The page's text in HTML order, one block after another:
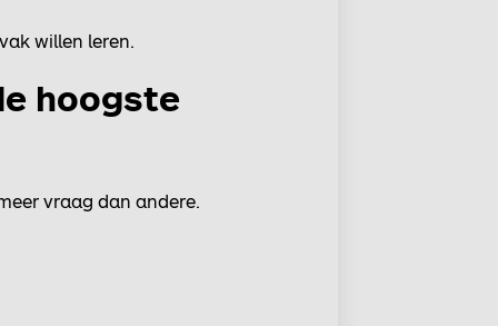
willen leren.
hoogste
vraag dan andere.